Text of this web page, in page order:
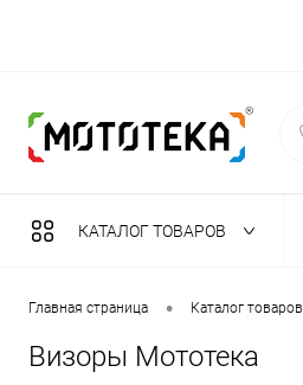
КАТАЛОГ ТОВАРОВ
Главная страница • Каталог товаров
Визоры Мототека